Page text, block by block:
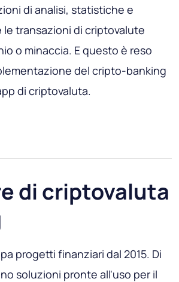
di analisi, statistiche e
transazioni di criptovalute
o minaccia. E questo è reso
del cripto-banking
di criptovaluta.
di criptovaluta
progetti finanziari dal 2015. Di
soluzioni pronte all'uso per il